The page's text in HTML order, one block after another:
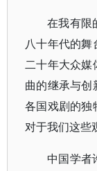
在我有限
八十年代的
二十年大众媒
曲的继承与
各国戏剧的独
对于我们这些
中国学者